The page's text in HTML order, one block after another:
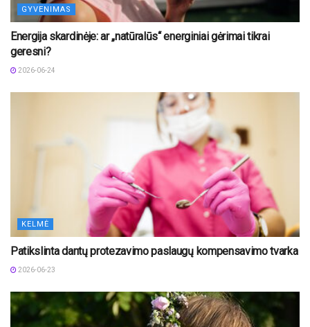
GYVENIMAS
Energija skardinėje: ar „natūralūs“ energiniai gėrimai tikrai
geresni?
2026-06-24
KELMĖ
Patikslinta dantų protezavimo paslaugų kompensavimo tvarka
2026-06-23